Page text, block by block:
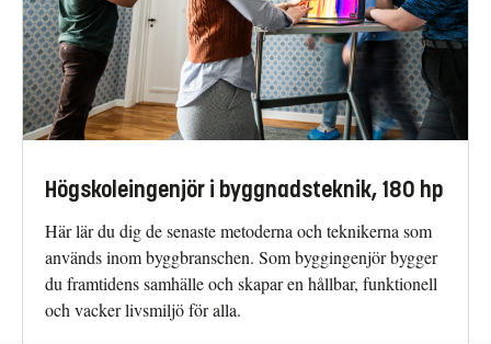
Högskoleingenjör i byggnadsteknik, 180 hp
Här lär du dig de senaste metoderna och teknikerna som
används inom byggbranschen. Som byggingenjör bygger
du framtidens samhälle och skapar en hållbar, funktionell
och vacker livsmiljö för alla.